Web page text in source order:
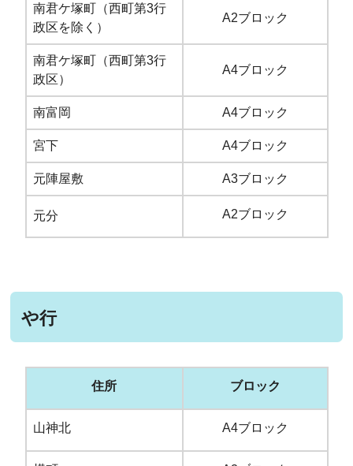
南君ケ塚町（西町第3行
政区を除く）
A2ブロック
南君ケ塚町（西町第3行
政区）
A4ブロック
南富岡 A4ブロック
宮下 A4ブロック
元陣屋敷 A3ブロック
元分 A2ブロック
や行
住所 ブロック
山神北 A4ブロック